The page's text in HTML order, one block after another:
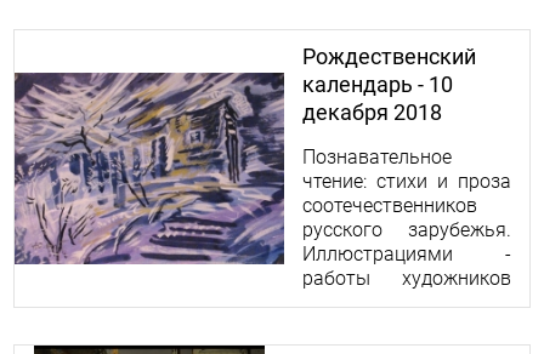
Рождественский
календарь - 10
декабря 2018
Познавательное
чтение: стихи и проза
соотечественников
русского зарубежья.
Иллюстрациями -
работы художников
Николая и Ольги